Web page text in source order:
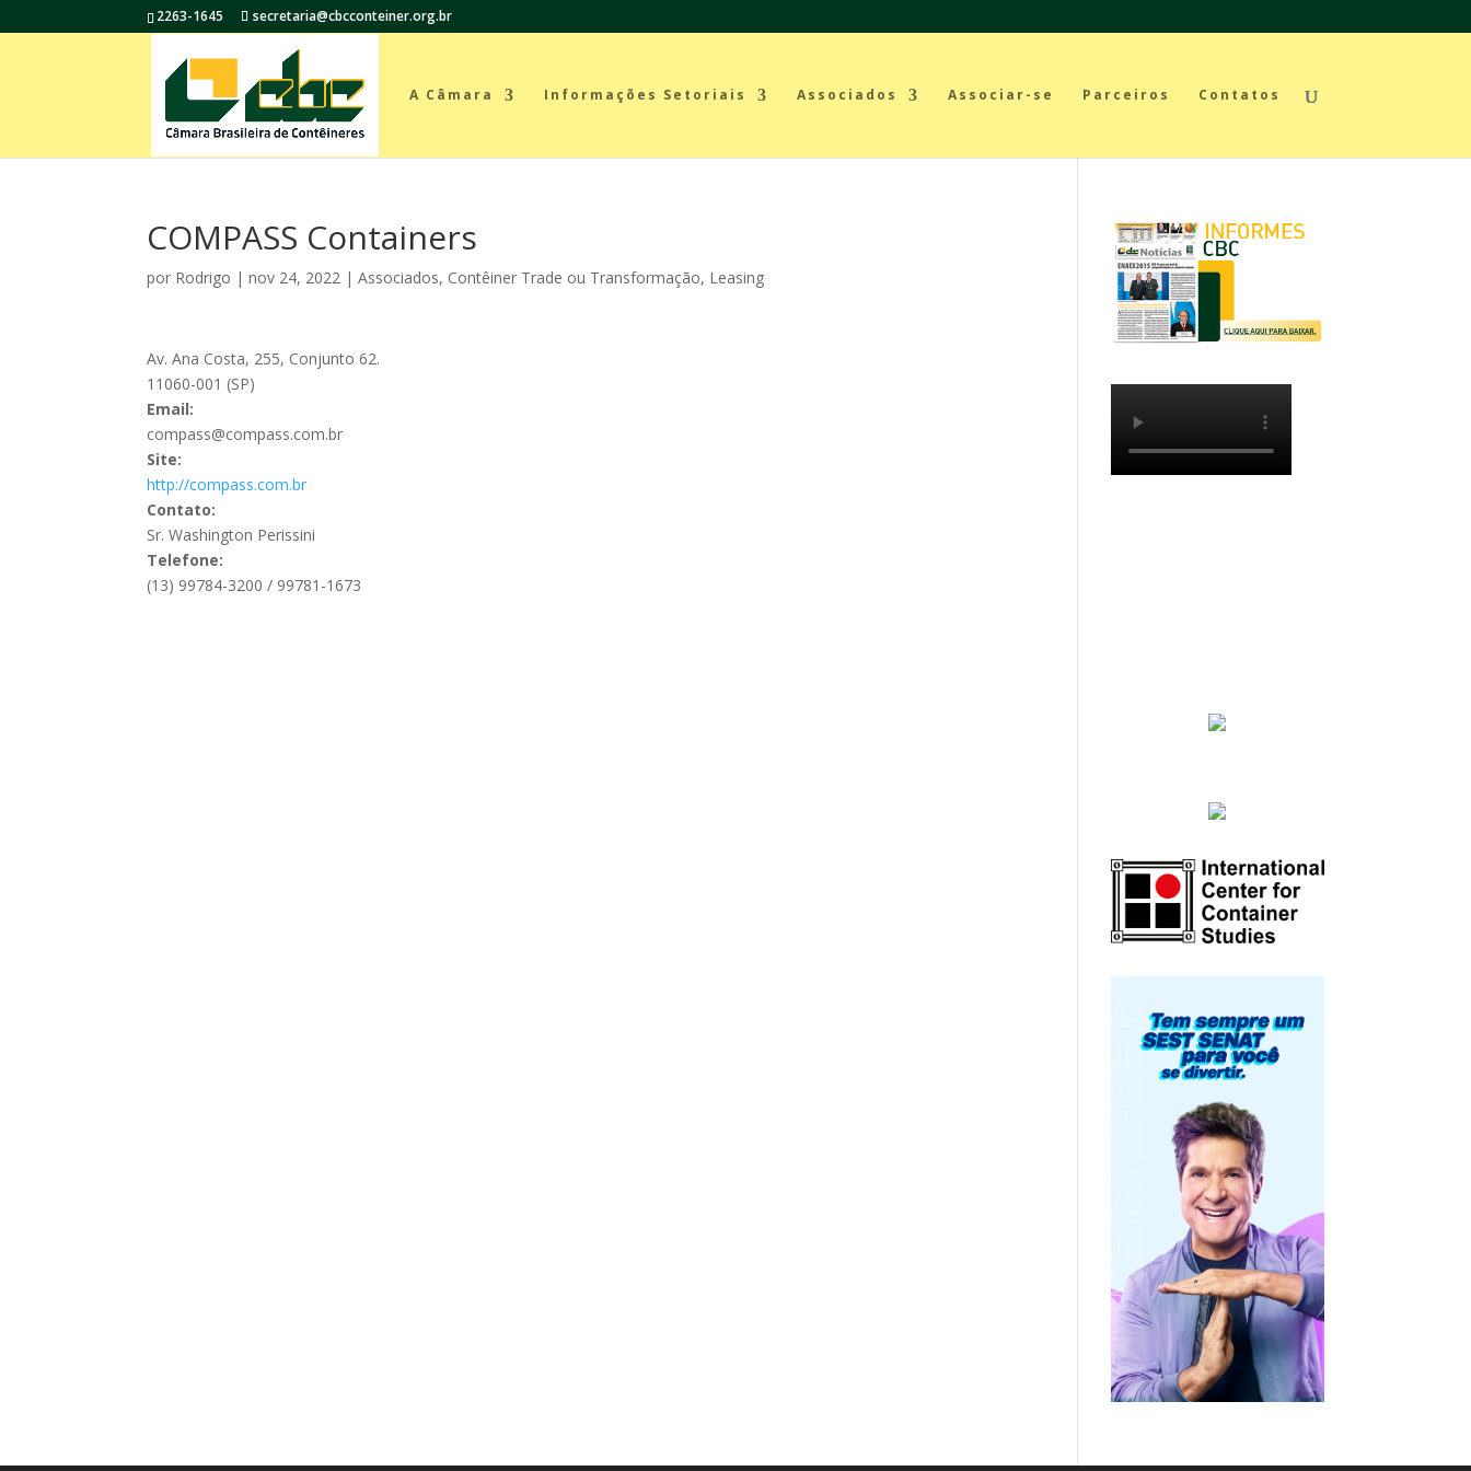
2263-1645 secretaria@cbcconteiner.org.br
A Câmara Informações Setoriais Associados Associar-se Parceiros Contatos
COMPASS Containers
por Rodrigo |nov 24, 2022 |Associados, Contêiner Trade ou Transformação, Leasing
Av. Ana Costa, 255, Conjunto 62.
11060-001 (SP)
Email:
compass@compass.com.br
Site:
http://compass.com.br
Contato:
Sr. Washington Perissini
Telefone:
(13) 99784-3200 / 99781-1673